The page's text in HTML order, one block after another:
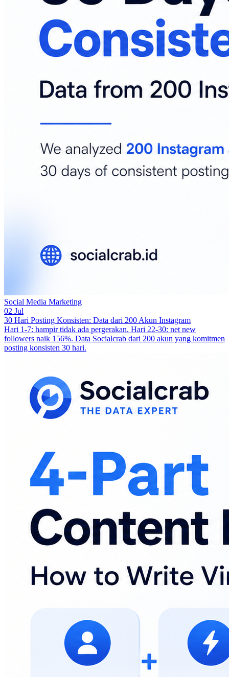
Social Media Marketing
02 Jul
30 Hari Posting Konsisten: Data dari 200 Akun Instagram
Hari 1-7: hampir tidak ada pergerakan. Hari 22-30: net new
followers naik 156%. Data Socialcrab dari 200 akun yang komitmen
posting konsisten 30 hari.